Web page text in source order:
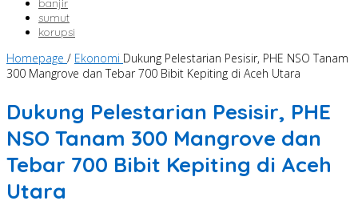
banjir
sumut
korupsi
Homepage / Ekonomi Dukung Pelestarian Pesisir, PHE NSO Tanam
300 Mangrove dan Tebar 700 Bibit Kepiting di Aceh Utara
Dukung Pelestarian Pesisir, PHE
NSO Tanam 300 Mangrove dan
Tebar 700 Bibit Kepiting di Aceh
Utara